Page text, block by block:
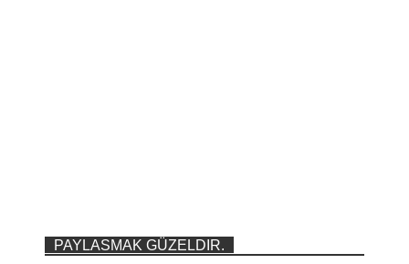
PAYLASMAK GÜZELDIR.